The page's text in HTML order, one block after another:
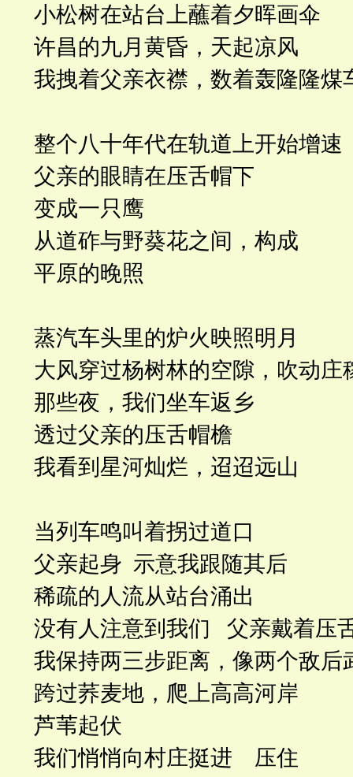
小松树在站台上蘸着夕晖画伞
许昌的九月黄昏，天起凉风
我拽着父亲衣襟，数着轰隆隆煤
整个八十年代在轨道上开始增速
父亲的眼睛在压舌帽下
变成一只鹰
从道砟与野葵花之间，构成
平原的晚照
蒸汽车头里的炉火映照明月
大风穿过杨树林的空隙，吹动庄
那些夜，我们坐车返乡
透过父亲的压舌帽檐
我看到星河灿烂，迢迢远山
当列车鸣叫着拐过道口
父亲起身 示意我跟随其后
稀疏的人流从站台涌出
没有人注意到我们 父亲戴着压
我保持两三步距离，像两个敌后
跨过荞麦地，爬上高高河岸
芦苇起伏
我们悄悄向村庄挺进 压住